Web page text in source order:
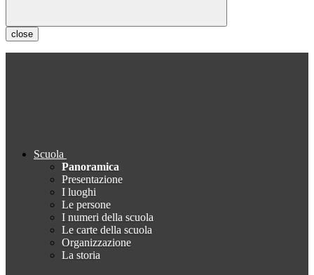
close
Scuola
Panoramica
Presentazione
I luoghi
Le persone
I numeri della scuola
Le carte della scuola
Organizzazione
La storia